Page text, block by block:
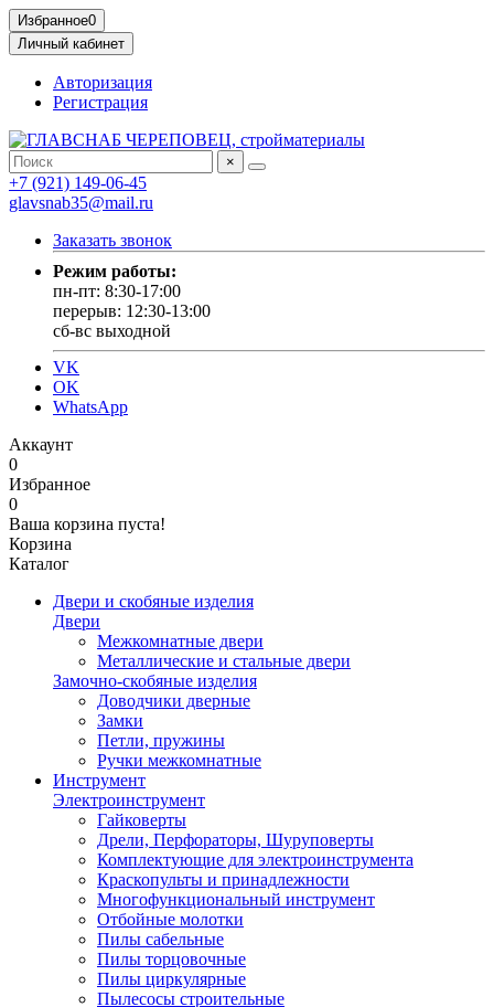
Избранное0
Личный кабинет
Авторизация
Регистрация
×
+7 (921) 149-06-45
glavsnab35@mail.ru
Заказать звонок
Режим работы:
пн-пт: 8:30-17:00
перерыв: 12:30-13:00
сб-вс выходной
VK
OK
WhatsApp
Аккаунт
0
Избранное
0
Ваша корзина пуста!
Корзина
Каталог
Двери и скобяные изделия
Двери
Межкомнатные двери
Металлические и стальные двери
Замочно-скобяные изделия
Доводчики дверные
Замки
Петли, пружины
Ручки межкомнатные
Инструмент
Электроинструмент
Гайковерты
Дрели, Перфораторы, Шуруповерты
Комплектующие для электроинструмента
Краскопульты и принадлежности
Многофункциональный инструмент
Отбойные молотки
Пилы сабельные
Пилы торцовочные
Пилы циркулярные
Пылесосы строительные